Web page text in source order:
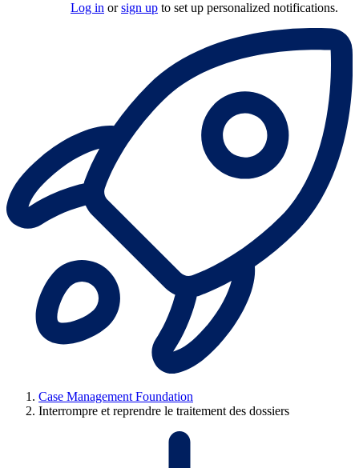
Log in orsign up to set up personalized notifications.
Case Management Foundation
Interrompre et reprendre le traitement des dossiers